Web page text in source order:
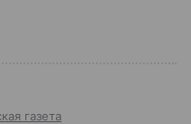
газета